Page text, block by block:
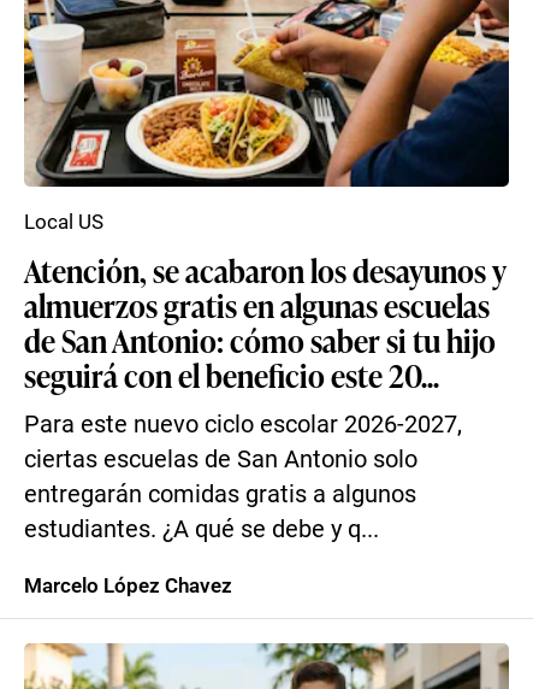
Atención, se acabaron los desayunos y
almuerzos gratis en algunas escuelas
de San Antonio: cómo saber si tu hijo
seguirá con el beneficio este 20...
Para este nuevo ciclo escolar 2026-2027,
ciertas escuelas de San Antonio solo
entregarán comidas gratis a algunos
estudiantes. ¿A qué se debe y q...
Local US
Marcelo López Chavez